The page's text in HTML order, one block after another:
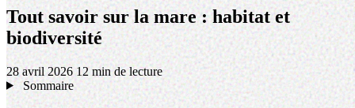
Tout savoir sur la mare : habitat et
biodiversité
28 avril 2026 12 min de lecture
Sommaire